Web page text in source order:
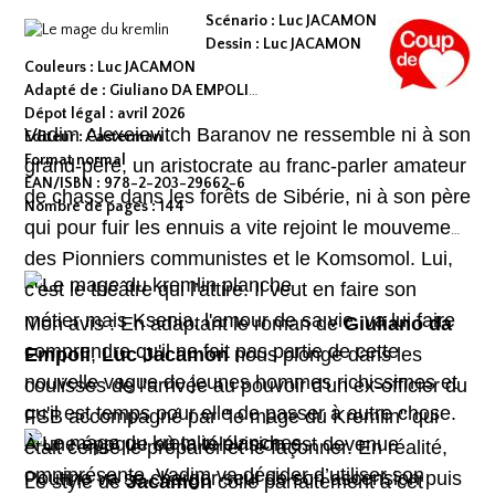
Scénario : Luc JACAMON
Dessin : Luc JACAMON
Couleurs : Luc JACAMON
Adapté de : Giuliano DA EMPOLI
Dépot légal : avril 2026
Editeur : Casterman
Format normal
EAN/ISBN : 978-2-203-29662-6
Nombre de pages : 144
Vadim Alexeievitch Baranov ne ressemble ni à son
grand-père, un aristocrate au franc-parler amateur
de chasse dans les forêts de Sibérie, ni à son père
qui pour fuir les ennuis a vite rejoint le mouvement
des Pionniers communistes et le Komsomol. Lui,
c'est le théâtre qui l’attire. Il veut en faire son
métier mais Ksenia, l'amour de sa vie, va lui faire
comprendre qu'il ne fait pas partie de cette
nouvelle vague de jeunes hommes richissimes et
qu'il est temps pour elle de passer à autre chose.
À une époque où la télévision est devenue
omniprésente, Vadim va décider d’utiliser son
Mon avis : En adaptant le roman deGiuliano da
Empoli,Luc Jacamonnous plonge dans les
coulisses de l'arrivée au pouvoir d'un ex-officier du
FSB accompagné par "le mage du Kremlin" qui
était censé le préparer et le façonner. En réalité,
Poutine va se charger seul de son ascension puis
Le style deJacamoncolle parfaitement à cet